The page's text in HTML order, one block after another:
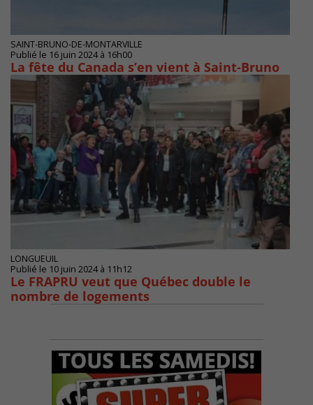
SAINT-BRUNO-DE-MONTARVILLE
Publié le 16 juin 2024 à 16h00
La fête du Canada s’en vient à Saint-Bruno
LONGUEUIL
Publié le 10 juin 2024 à 11h12
Le FRAPRU veut que Québec double le
nombre de logements